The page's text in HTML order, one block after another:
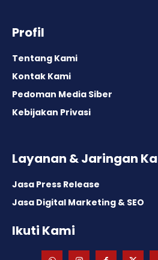
Profil
Tentang Kami
Kontak Kami
Pedoman Media Siber
Kebijakan Privasi
Layanan & Jaringan
Jasa Press Release
Jasa Digital Marketing & SEO
Ikuti Kami